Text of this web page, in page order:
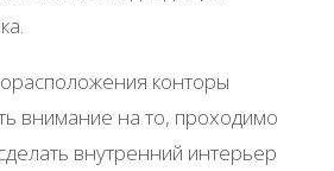
конторы
внимание на то, проходимо
внутренний интерьер